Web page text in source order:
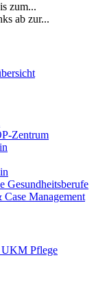
zum...
ab zur...
Zentrum
Gesundheitsberufe
Case Management
Pflege